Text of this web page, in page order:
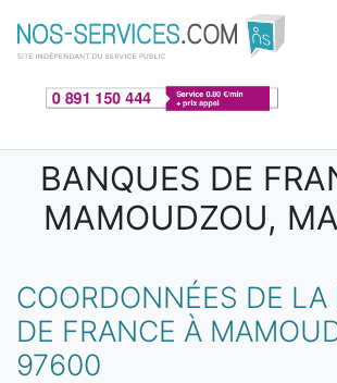
Aller au contenu principal
BANQUES DE
MAMOUDZOU,
COORDONNÉES DE LA
DE FRANCE À
97600